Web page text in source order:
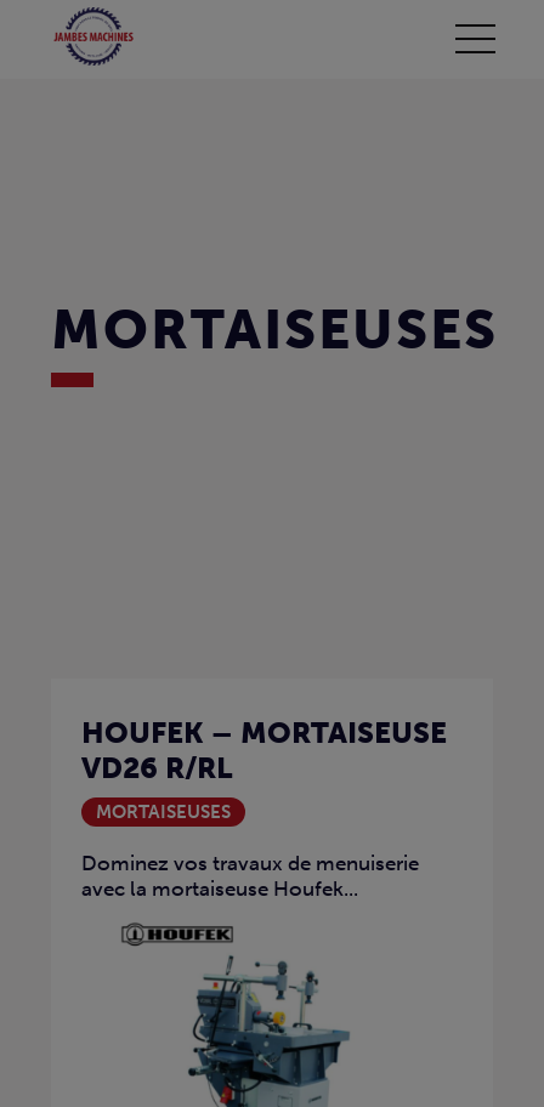
MORTAISEUSES
HOUFEK – MORTAISEUSE
VD26 R/RL
MORTAISEUSES
Dominez vos travaux de menuiserie
avec la mortaiseuse Houfek...